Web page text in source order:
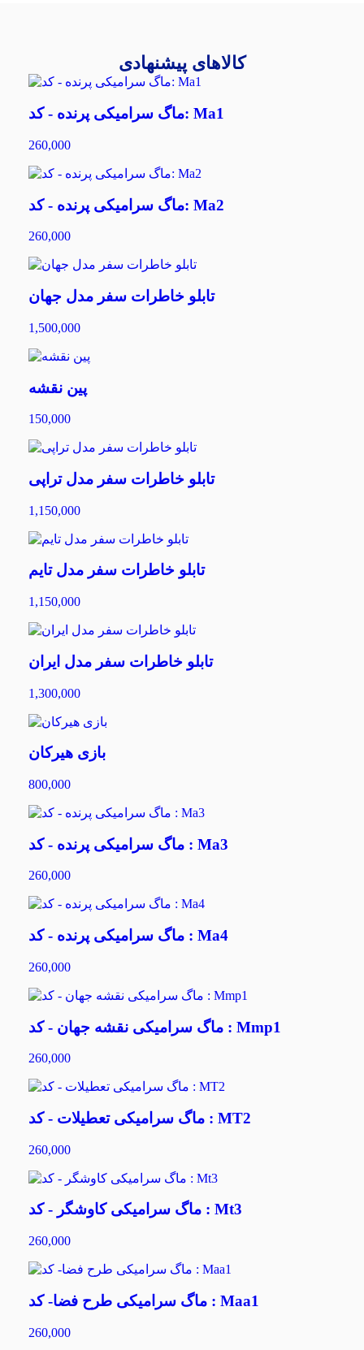
کالاهای پیشنهادی
ماگ سرامیکی پرنده - کد: Ma1
260,000
ماگ سرامیکی پرنده - کد: Ma2
260,000
تابلو خاطرات سفر مدل جهان
1,500,000
پین نقشه
150,000
تابلو خاطرات سفر مدل تراپی
1,150,000
تابلو خاطرات سفر مدل تایم
1,150,000
تابلو خاطرات سفر مدل ایران
1,300,000
بازی هیرکان
800,000
ماگ سرامیکی پرنده - کد : Ma3
260,000
ماگ سرامیکی پرنده - کد : Ma4
260,000
ماگ سرامیکی نقشه جهان - کد : Mmp1
260,000
ماگ سرامیکی تعطیلات - کد : MT2
260,000
ماگ سرامیکی کاوشگر - کد : Mt3
260,000
ماگ سرامیکی طرح فضا- کد : Maa1
260,000